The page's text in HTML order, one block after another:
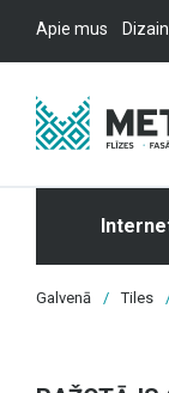
Apie mus
Galvenā / Tiles